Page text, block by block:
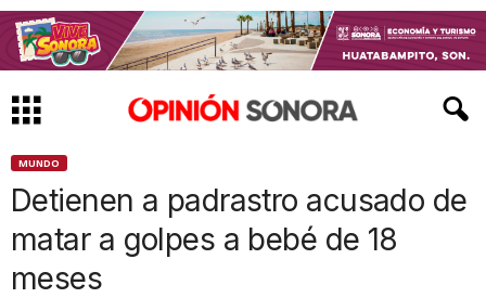
MUNDO
Detienen a padrastro acusado de
matar a golpes a bebé de 18
meses